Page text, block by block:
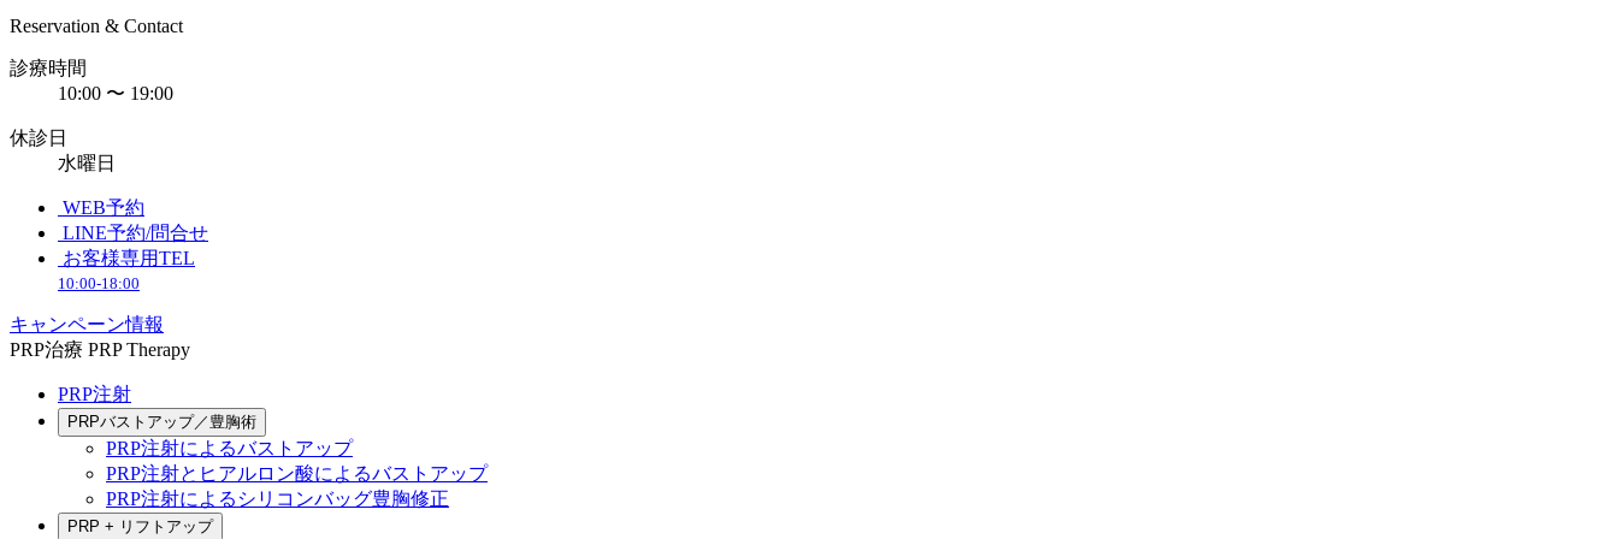
Reservation & Contact
診療時間
10:00 〜 19:00
休診日
水曜日
WEB予約
LINE予約/問合せ
お客様専用TEL
10:00-18:00
キャンペーン情報
PRP治療 PRP Therapy
PRP注射
PRPバストアップ／豊胸術
PRP注射によるバストアップ
PRP注射とヒアルロン酸によるバストアップ
PRP注射によるシリコンバッグ豊胸修正
PRP + リフトアップ